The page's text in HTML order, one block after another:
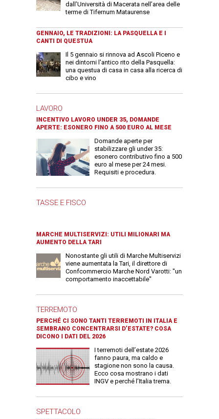
dall’Università di Macerata nell’area delle
terme di Tifernum Mataurense
GENNAIO, LE TRADIZIONI: LA PASQUELLA E I
CANTI DI QUESTUA
Il 5 gennaio si rinnova ad Ascoli Piceno e
nei dintorni l'antico rito della Pasquella:
una questua di casa in casa alla ricerca di
cibo e vino
LAVORO
INCENTIVO LAVORO UNDER 35, DOMANDE
APERTE: ESONERO FINO A 500 EURO AL MESE
Domande aperte per
stabilizzare gli under 35:
esonero contributivo fino a 500
euro al mese per 24 mesi.
Requisiti e procedura.
TASSE E FISCO
MARCHE MULTISERVIZI: UTILI MILIONARI MA
AUMENTO DELLA TARI
Nonostante gli utili di Marche Multiservizi
viene aumentata la Tari, il direttore di
Confcommercio Marche Nord Varotti: "un
comportamento inaccettabile"
TERREMOTO
PERCHÉ CI SONO TANTI TERREMOTI IN ITALIA E
SEMBRANO CONCENTRARSI D’ESTATE? COSA
DICONO I DATI DEL 2026
I terremoti dell’estate 2026
fanno paura, ma caldo e
stagione non sono la causa.
Ecco cosa mostrano i dati
INGV e perché l’Italia trema.
SPETTACOLO